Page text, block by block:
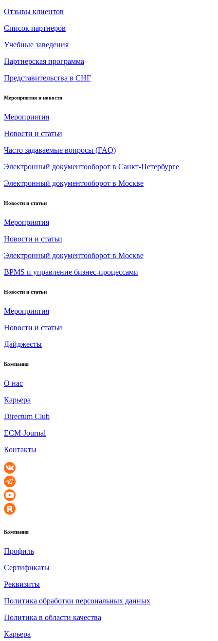
Отзывы клиентов
Список партнеров
Учебные заведения
Партнерская программа
Представительства в СНГ
Мероприятия и новости
Мероприятия
Новости и статьи
Часто задаваемые вопросы (FAQ)
Электронный документооборот в Санкт-Петербурге
Электронный документооборот в Москве
Новости и статьи
Мероприятия
Новости и статьи
Электронный документооборот в Москве
BPMS и управление бизнес-процессами
Новости и статьи
Мероприятия
Новости и статьи
Дайджесты
Компания
О нас
Карьера
Directum Club
ECM-Journal
Контакты
Компания
Профиль
Сертификаты
Реквизиты
Политика обработки персональных данных
Политика в области качества
Карьера